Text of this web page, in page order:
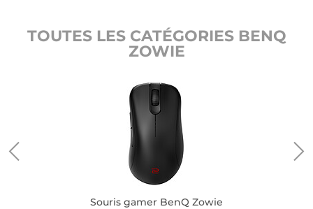
TOUTES LES CATÉGORIES BENQ
ZOWIE
Souris gamer BenQ Zowie